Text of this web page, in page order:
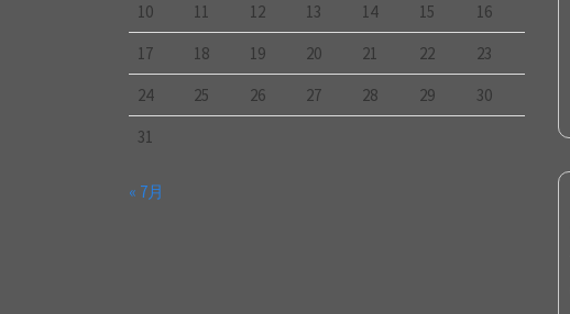
10
11 12 13 14 15
16
17
18 19 20 21 22
23
24
25 26 27 28 29
30
31
« 7月